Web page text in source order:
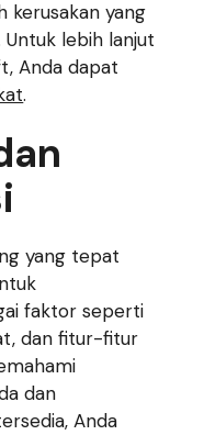
kerusakan yang
Untuk lebih lanjut
Anda dapat
.
yang tepat
faktor seperti
dan fitur-fitur
dan
Anda